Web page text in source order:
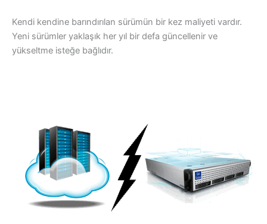
Kendi kendine barındırılan sürümün bir kez maliyeti vardır.
Yeni sürümler yaklaşık her yıl bir defa güncellenir ve
yükseltme isteğe bağlıdır.